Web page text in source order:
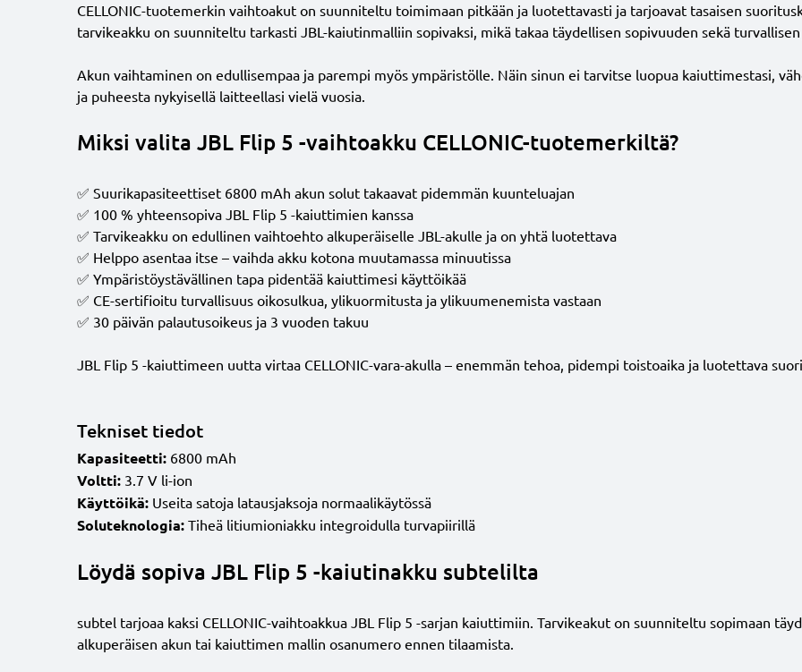
CELLONIC-tuotemerkin vaihtoakut on suunniteltu toimimaan pitkään ja luotettavasti ja tarjoavat tasaisen
tarvikeakku on suunniteltu tarkasti JBL-kaiutinmalliin sopivaksi, mikä takaa täydellisen sopivuuden sekä
Akun vaihtaminen on edullisempaa ja parempi myös ympäristölle. Näin sinun ei tarvitse luopua kaiuttimestasi,
ja puheesta nykyisellä laitteellasi vielä vuosia.
Miksi valita JBL Flip 5 -vaihtoakku CELLONIC-tuotemerkiltä?
✅ Suurikapasiteettiset 6800 mAh akun solut takaavat pidemmän kuunteluajan
✅ 100 % yhteensopiva JBL Flip 5 -kaiuttimien kanssa
✅ Tarvikeakku on edullinen vaihtoehto alkuperäiselle JBL-akulle ja on yhtä luotettava
✅ Helppo asentaa itse – vaihda akku kotona muutamassa minuutissa
✅ Ympäristöystävällinen tapa pidentää kaiuttimesi käyttöikää
✅ CE-sertifioitu turvallisuus oikosulkua, ylikuormitusta ja ylikuumenemista vastaan
✅ 30 päivän palautusoikeus ja 3 vuoden takuu
JBL Flip 5 -kaiuttimeen uutta virtaa CELLONIC-vara-akulla – enemmän tehoa, pidempi toistoaika ja luotettava
Tekniset tiedot
Kapasiteetti: 6800 mAh
Voltti: 3.7 V li-ion
Käyttöikä: Useita satoja latausjaksoja normaalikäytössä
Soluteknologia: Tiheä litiumioniakku integroidulla turvapiirillä
Löydä sopiva JBL Flip 5 -kaiutinakku subtelilta
subtel tarjoaa kaksi CELLONIC-vaihtoakkua JBL Flip 5 -sarjan kaiuttimiin. Tarvikeakut on suunniteltu sopimaan
alkuperäisen akun tai kaiuttimen mallin osanumero ennen tilaamista.